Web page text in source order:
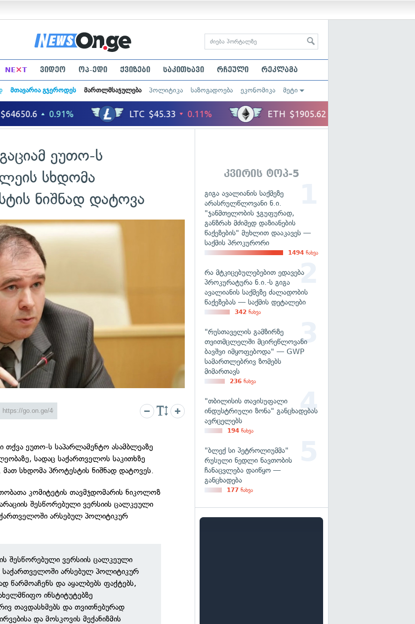
NE×T ვიდეო ოპ-ედი ქვიზები საკითხავი რჩეული რეკლამა
მთავარია გჯეროდეს მართლმსაჯულება პოლიტიკა საზოგადოება ეკონომიკა მეტი
ეუთო-ს
სხდომა
ნიშნად დატოვა
ეუთო-ს საპარლამენტო ასამბლეაზე
სადაც საქართველოს საკითხზე
სხდომა პროტესტის ნიშნად დატოვეს.
კომიტეტის თავმჯდომარის ნიკოლოზ
შესწორებული ვერსიის ცალკეული
არსებულ პოლიტიკურ
შესწორებული ვერსიის ცალკეული
საქართველოში არსებულ პოლიტიკურ
წარმოაჩენს და აყალბებს ფაქტებს,
ინსტიტუტებზე
თავდასხმებს და თვითნებურად
და მოსკოვის მექანიზმის
კვირის ტოპ-5
გიგა ავალიანის საქმეზე
არასრულწლოვანი ნ.ი.
"ჯანმთელობის ჯგუფურად,
განზრახ მძიმედ დაზიანების
წაქეზების" მუხლით დააკავეს —
საქმის პროკურორი
1494 ნახვა
რა მტკიცებულებებით ედავება
პროკურატურა ნ.ი.-ს გიგა
ავალიანის საქმეზე ძალადობის
წაქეზებას — საქმის დეტალები
342 ნახვა
"რუსთაველის გამზირზე
თვითმცლელში მცირეწლოვანი
ბავშვი იმყოფებოდა" — GWP
სამართლებრივ ზომებს
მიმართავს
236 ნახვა
"თბილისის თავისუფალი
ინდუსტრიული ზონა" განცხადებას
ავრცელებს
194 ნახვა
"ბლექ სი პეტროლიუმმა"
რუსული ნედლი ნავთობის
ჩანაცვლება დაიწყო —
განცხადება
177 ნახვა